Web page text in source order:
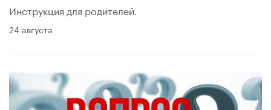
Инструкция для родителей.
24 августа